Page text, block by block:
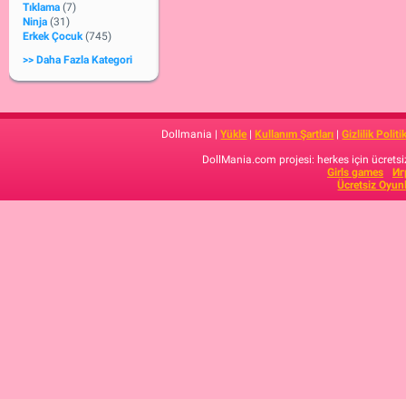
Tıklama (7)
Ninja (31)
Erkek Çocuk (745)
>> Daha Fazla Kategori
Dollmania |Yükle | Kullanım Şartları |Gizlilik
DollMania.com projesi: herkes için
Girls games
Ücretsiz